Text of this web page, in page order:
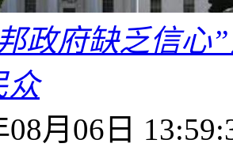
政府缺乏信心
众
08月06日